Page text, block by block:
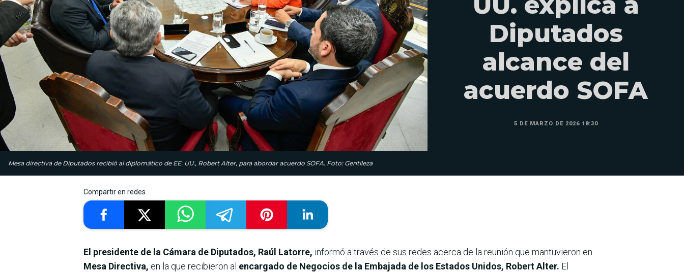
Mesa directiva de Diputados recibió al diplomático de EE. UU., Robert Alter, para abordar acuerdo SOFA. Foto: Gentileza
Diputados
alcance del
acuerdo SOFA
5 DE MARZO DE 2026 18:30
Compartir en redes
El presidente de la Cámara de Diputados, Raúl Latorre, informó a través de sus redes acerca de la reunión que mantuvieron en
Mesa Directiva, en la que recibieron al encargado de Negocios de la Embajada de los Estados Unidos, Robert Alter. El